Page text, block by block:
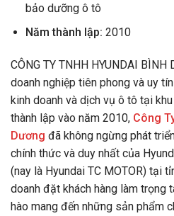
bảo dưỡng ô tô
Năm thành lập: 2010
CÔNG TY TNHH HYUNDAI
doanh nghiệp tiên phong và uy
kinh doanh và dịch vụ ô tô tại
thành lập vào năm 2010, Công
Dương đã không ngừng phát
chính thức và duy nhất của
(nay là Hyundai TC MOTOR) tại
doanh đặt khách hàng làm trọng
hào mang đến những sản phẩm